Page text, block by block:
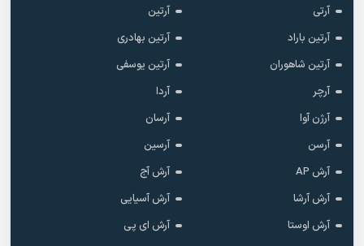
آرتی
آرتین
آرتین باراد
آرتین بهادری
آرتین شاهوران
آرتین یوسفی
آرچر
آردا
آرژن آوا
آرسان
آرسن
آرسین
آرش AP
آرش آج
آرش آرشا
آرش آسیایی
آرش اوستا
آرش ای پی